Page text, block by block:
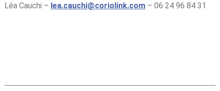
Léa Cauchi – lea.cauchi@coriolink.com– 06 24 96 84 31